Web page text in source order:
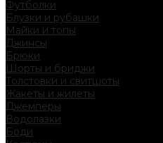
Футболки
Блузки и рубашки
Майки и топы
Джинсы
Брюки
Шорты и бриджи
Толстовки и свитшоты
Жакеты и жилеты
Джемперы
Водолазки
Боди